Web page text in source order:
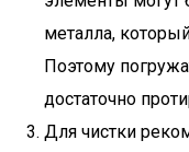
металла,
Поэтому
достаточно
Для чистки